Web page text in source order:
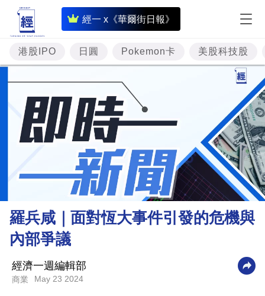
經一 x《華爾街日報》
即
時
財
經
專
題
投
資
樓
市
財
業
科
港股IPO 日圓 Pokemon卡 美股科技股
羅兵咸｜面對恆大事件引發的危機與
內部爭議
經濟一週編輯部
商業 May 23 2024